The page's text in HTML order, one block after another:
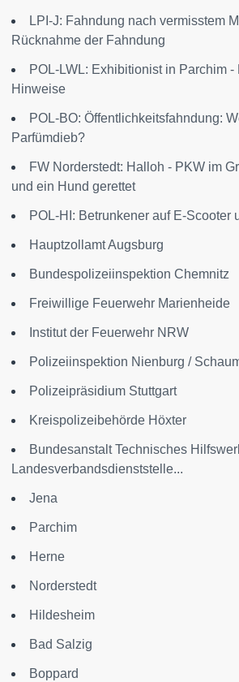
LPI-J: Fahndung nach vermisstem
Rücknahme der Fahndung
POL-LWL: Exhibitionist in Parchim
Hinweise
POL-BO: Öffentlichkeitsfahndung:
Parfümdieb?
FW Norderstedt: Halloh - PKW im
und ein Hund gerettet
POL-HI: Betrunkener auf E-Scooter
Hauptzollamt Augsburg
Bundespolizeiinspektion Chemnitz
Freiwillige Feuerwehr Marienheide
Institut der Feuerwehr NRW
Polizeiinspektion Nienburg /
Polizeipräsidium Stuttgart
Kreispolizeibehörde Höxter
Bundesanstalt Technisches
Landesverbandsdienststelle...
Jena
Parchim
Herne
Norderstedt
Hildesheim
Bad Salzig
Boppard